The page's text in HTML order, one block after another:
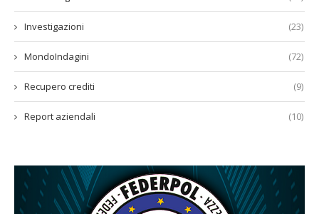
Investigazioni (23)
MondoIndagini (72)
Recupero crediti (9)
Report aziendali (10)